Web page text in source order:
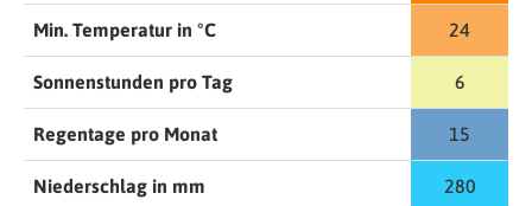
Min. Temperatur in °C 24
Sonnenstunden pro Tag 6
Regentage pro Monat 15
Niederschlag in mm 280